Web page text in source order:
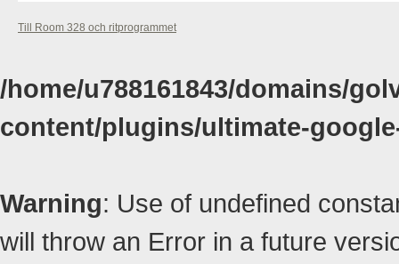
Till Room 328 och ritprogrammet
/home/u788161843/domains/
content/plugins/ultimate-
Warning: Use of undefined
will throw an Error in a future